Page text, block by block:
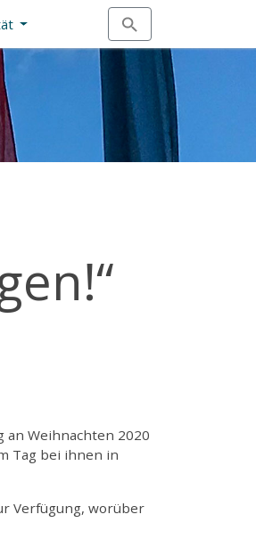
Weihnachten 2020
Tag bei ihnen in
Verfügung, worüber